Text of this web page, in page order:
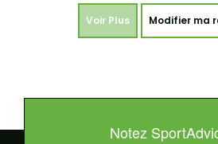
Voir Plus Modifier ma
Notez